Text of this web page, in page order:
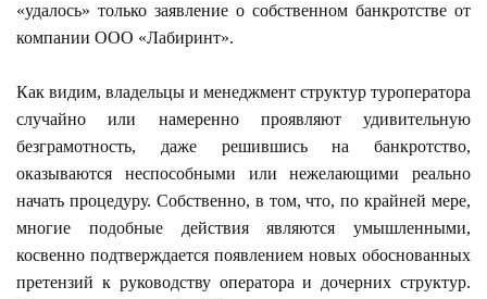
«удалось» только заявление о собственном банкротстве от
компании ООО «Лабиринт».
Как видим, владельцы и менеджмент структур туроператора
случайно или намеренно проявляют удивительную
безграмотность, даже решившись на банкротство,
оказываются неспособными или нежелающими реально
начать процедуру. Собственно, в том, что, по крайней мере,
многие подобные действия являются умышленными,
косвенно подтверждается появлением новых обоснованных
претензий к руководству оператора и дочерних структур.